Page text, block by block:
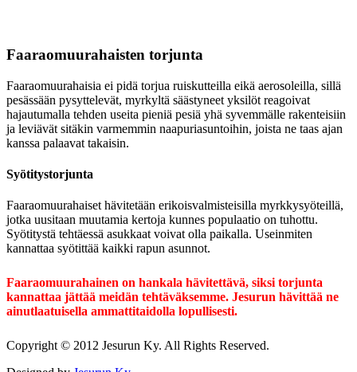
Faaraomuurahaisten torjunta
Faaraomuurahaisia ei pidä torjua ruiskutteilla eikä aerosoleilla, sillä
pesässään pysyttelevät, myrkyltä säästyneet yksilöt reagoivat
hajautumalla tehden useita pieniä pesiä yhä syvemmälle rakenteisiin
ja leviävät sitäkin varmemmin naapuriasuntoihin, joista ne taas ajan
kanssa palaavat takaisin.
Syötitystorjunta
Faaraomuurahaiset hävitetään erikoisvalmisteisilla myrkkysyöteillä,
jotka uusitaan muutamia kertoja kunnes populaatio on tuhottu.
Syötitystä tehtäessä asukkaat voivat olla paikalla. Useinmiten
kannattaa syötittää kaikki rapun asunnot.
Faaraomuurahainen on hankala hävitettävä, siksi torjunta
kannattaa jättää meidän tehtäväksemme. Jesurun hävittää ne
ainutlaatuisella ammattitaidolla lopullisesti.
Copyright © 2012 Jesurun Ky. All Rights Reserved.